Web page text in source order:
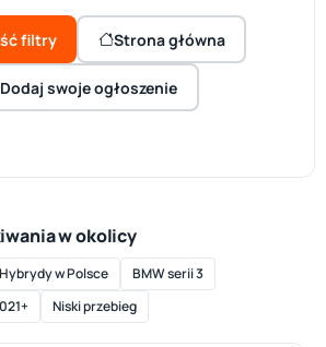
filtry Strona główna
Dodaj swoje ogłoszenie
w okolicy
Hybrydy w Polsce
BMW serii 3
Niski przebieg